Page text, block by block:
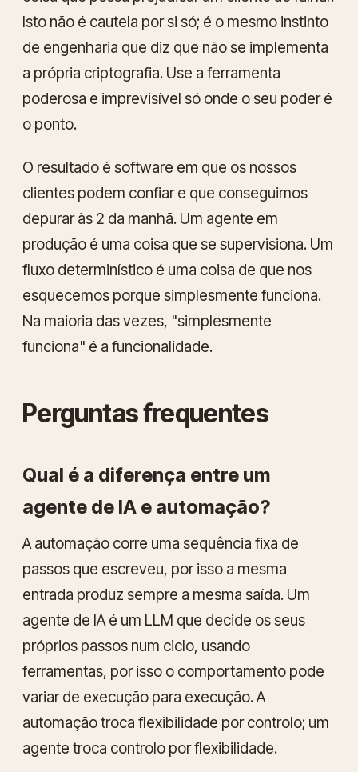
Isto não é cautela por si só; é o mesmo instinto
de engenharia que diz que não se implementa
a própria criptografia. Use a ferramenta
poderosa e imprevisível só onde o seu poder é
o ponto.
O resultado é software em que os nossos
clientes podem confiar e que conseguimos
depurar às 2 da manhã. Um agente em
produção é uma coisa que se supervisiona. Um
fluxo determinístico é uma coisa de que nos
esquecemos porque simplesmente funciona.
Na maioria das vezes, "simplesmente
funciona" é a funcionalidade.
Perguntas frequentes
Qual é a diferença entre um
agente de IA e automação?
A automação corre uma sequência fixa de
passos que escreveu, por isso a mesma
entrada produz sempre a mesma saída. Um
agente de IA é um LLM que decide os seus
próprios passos num ciclo, usando
ferramentas, por isso o comportamento pode
variar de execução para execução. A
automação troca flexibilidade por controlo; um
agente troca controlo por flexibilidade.